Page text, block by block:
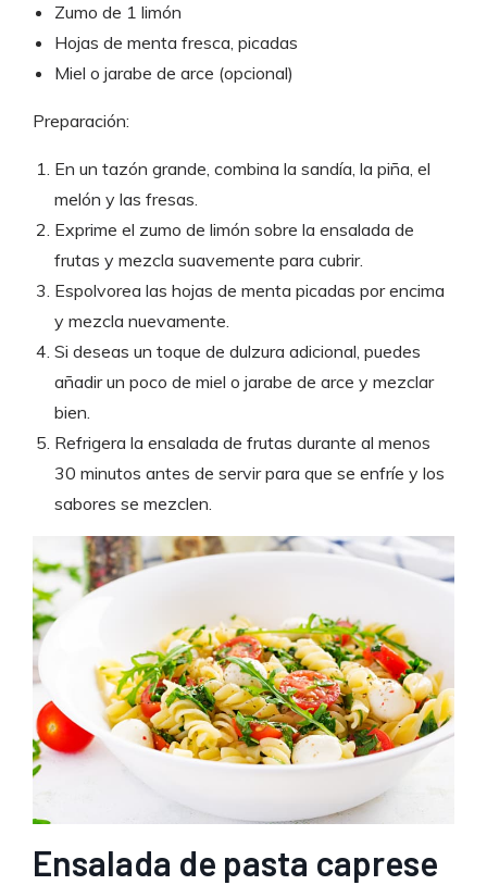
Zumo de 1 limón
Hojas de menta fresca, picadas
Miel o jarabe de arce (opcional)
Preparación:
En un tazón grande, combina la sandía, la piña, el
melón y las fresas.
Exprime el zumo de limón sobre la ensalada de
frutas y mezcla suavemente para cubrir.
Espolvorea las hojas de menta picadas por encima
y mezcla nuevamente.
Si deseas un toque de dulzura adicional, puedes
añadir un poco de miel o jarabe de arce y mezclar
bien.
Refrigera la ensalada de frutas durante al menos
30 minutos antes de servir para que se enfríe y los
sabores se mezclen.
Ensalada de pasta caprese